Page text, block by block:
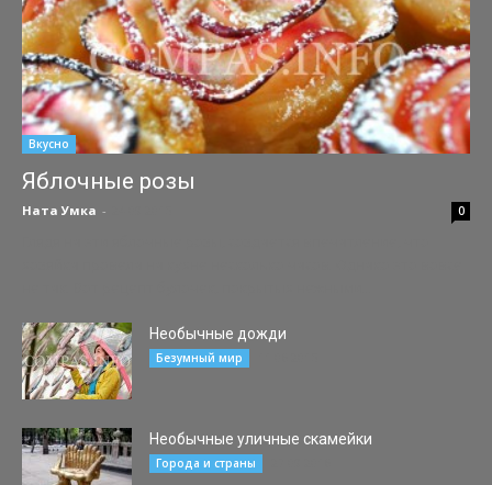
Вкусно
Яблочные розы
Ната Умка - 0
Необычные дожди
Безумный мир
Необычные уличные скамейки
Города и страны